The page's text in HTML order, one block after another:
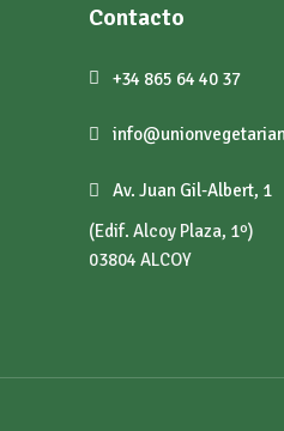
Contacto
+34 865 64 40 37
Av. Juan Gil-Albert, 1
(Edif. Alcoy Plaza, 1º)
03804 ALCOY